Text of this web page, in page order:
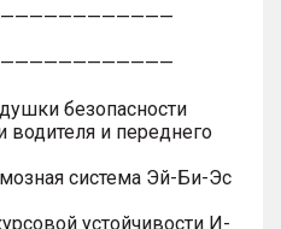
безопасности
водителя и переднего
система Эй-Би-Эс
устойчивости И-